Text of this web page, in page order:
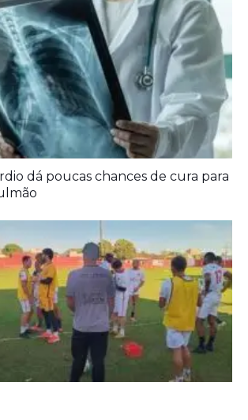
dá poucas chances de cura para